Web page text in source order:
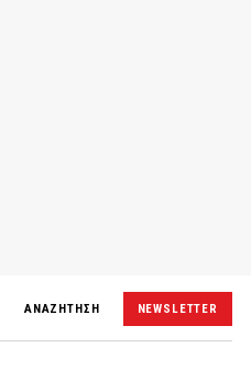
ΑΝΑΖΗΤΗΣΗ NEWSLETTER